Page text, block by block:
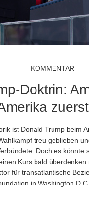
KOMMENTAR
Doktrin:
zuerst
ist Donald Trump beim
treu geblieben
Doch es könnte
Kurs bald überdenken
für transatlantische
in Washington